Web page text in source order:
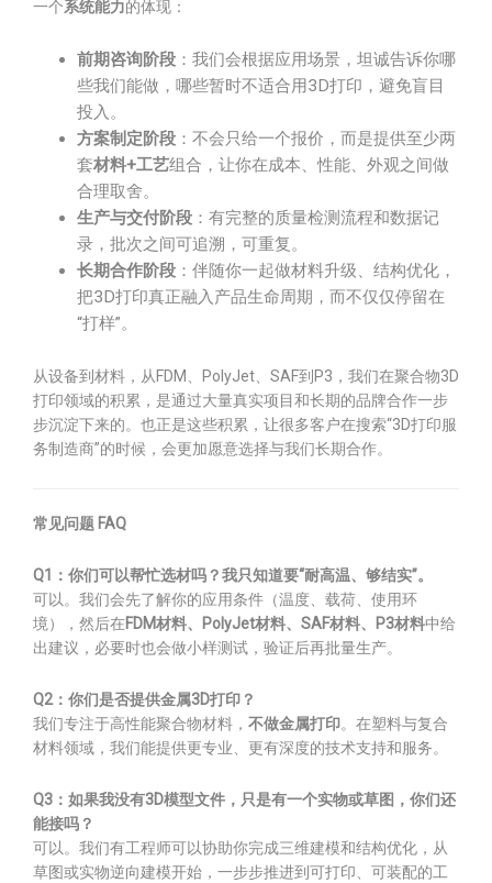
一个系统能力的体现：
前期咨询阶段 ：我们会根据应用场景，坦诚告诉你哪
些我们能做，哪些暂时不适合用3D打印，避免盲目
投入。
方案制定阶段 ：不会只给一个报价，而是提供至少两
套材料+工艺组合，让你在成本、性能、外观之间做
合理取舍。
生产与交付阶段 ：有完整的质量检测流程和数据记
录，批次之间可追溯，可重复。
长期合作阶段 ：伴随你一起做材料升级、结构优化，
把3D打印真正融入产品生命周期，而不仅仅停留在
“打样”。
从设备到材料，从FDM、PolyJet、SAF到P3，我们在聚合物3D
打印领域的积累，是通过大量真实项目和长期的品牌合作一步
步沉淀下来的。也正是这些积累，让很多客户在搜索“3D打印服
务制造商”的时候，会更加愿意选择与我们长期合作。
常见问题 FAQ
Q1：你们可以帮忙选材吗？我只知道要“耐高温、够结实”。
可以。我们会先了解你的应用条件（温度、载荷、使用环
境），然后在FDM材料、PolyJet材料、SAF材料、P3材料中给
出建议，必要时也会做小样测试，验证后再批量生产。
Q2：你们是否提供金属3D打印？
我们专注于高性能聚合物材料， 不做金属打印。在塑料与复合
材料领域，我们能提供更专业、更有深度的技术支持和服务。
Q3：如果我没有3D模型文件，只是有一个实物或草图，你们还
能接吗？
可以。我们有工程师可以协助你完成三维建模和结构优化，从
草图或实物逆向建模开始，一步步推进到可打印、可装配的工